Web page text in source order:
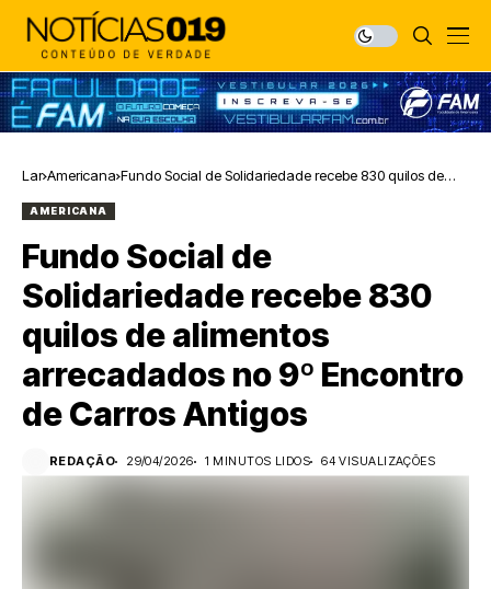
Lar Americana Fundo Social de Solidariedade recebe 830 quilos de
AMERICANA
Fundo Social de
Solidariedade recebe 830
quilos de alimentos
arrecadados no 9º Encontro
de Carros Antigos
REDAÇÃO 29/04/2026 1 MINUTOS LIDOS 64 VISUALIZAÇÕES